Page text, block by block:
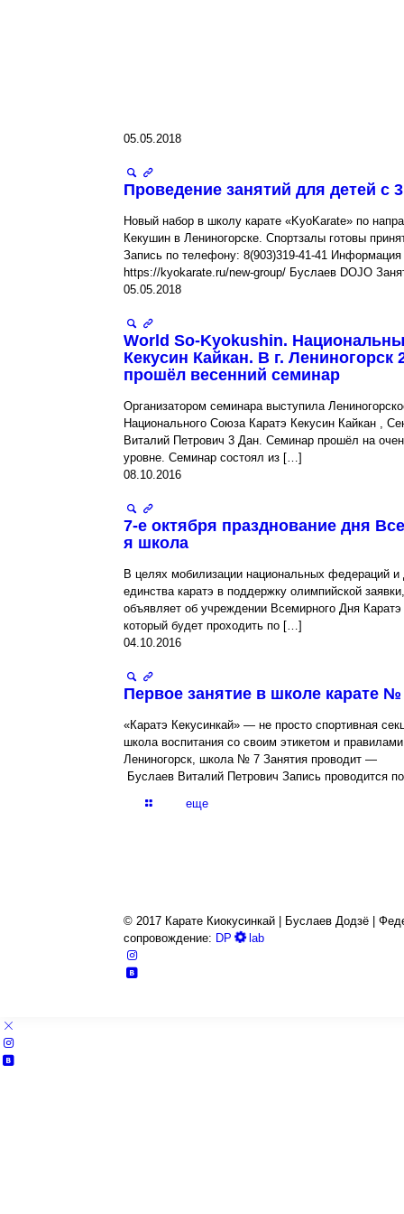
05.05.2018
Проведение занятий для детей с
Новый набор в школу карате «KyoKarate» по
Кекушин в Лениногорске. Спортзалы готовы
Запись по телефону: 8(903)319-41-41 Информация
https://kyokarate.ru/new-group/ Буслаев DOJO
05.05.2018
World So-Kyokushin.
Кекусин Кайкан. В г. Лениногорск
прошёл весенний семинар
Организатором семинара выступила
Национального Союза Каратэ Кекусин Кайкан ,
Виталий Петрович 3 Дан. Семинар прошёл на
уровне. Семинар состоял из […]
08.10.2016
7-е октября празднование дня
я школа
В целях мобилизации национальных федераций и
единства каратэ в поддержку олимпийской
объявляет об учреждении Всемирного Дня
который будет проходить по […]
04.10.2016
Первое занятие в школе карате №
«Каратэ Кекусинкай» — не просто спортивная
школа воспитания со своим этикетом и
Лениногорск, школа № 7 Занятия проводит —
Буслаев Виталий Петрович Запись проводится по
еще
© 2017 Карате Киокуcинкай | Буслаев Додзё |
сопровождение: DP lab